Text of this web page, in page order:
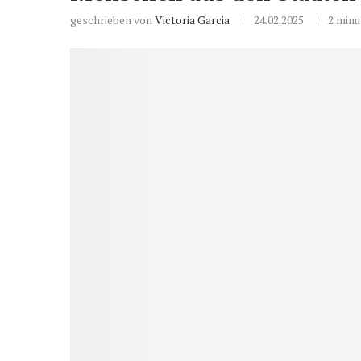
geschrieben vonVictoria Garcia 24.02.2025 2